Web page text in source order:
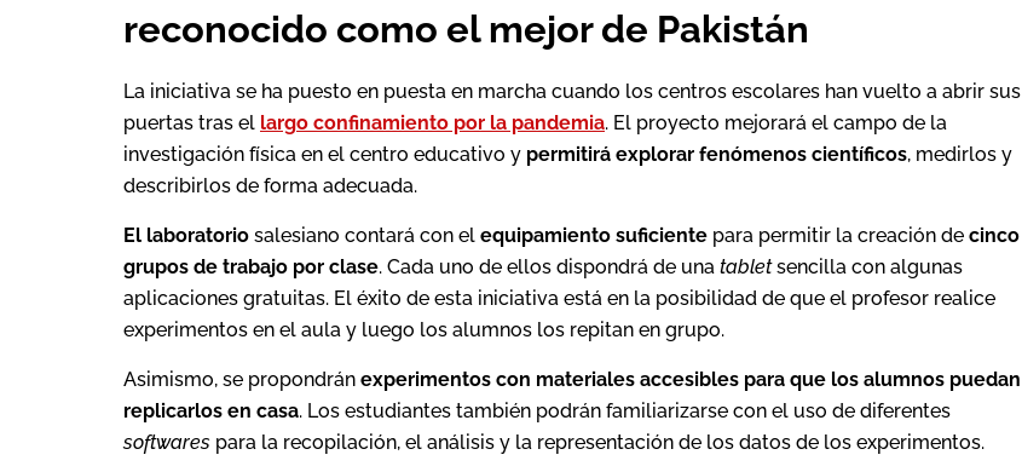
reconocido como el mejor de Pakistán
La iniciativa se ha puesto en puesta en marcha cuando los centros escolares han vuelto a abrir sus
puertas tras el largo confinamiento por la pandemia. El proyecto mejorará el campo de la
investigación física en el centro educativo y permitirá explorar fenómenos científicos, medirlos y
describirlos de forma adecuada.
El laboratorio salesiano contará con el equipamiento suficiente para permitir la creación de cinco
grupos de trabajo por clase. Cada uno de ellos dispondrá de una tabletsencilla con algunas
aplicaciones gratuitas. El éxito de esta iniciativa está en la posibilidad de que el profesor realice
experimentos en el aula y luego los alumnos los repitan en grupo.
Asimismo, se propondrán experimentos con materiales accesibles para que los alumnos puedan
replicarlos en casa. Los estudiantes también podrán familiarizarse con el uso de diferentes
softwares para la recopilación, el análisis y la representación de los datos de los experimentos.